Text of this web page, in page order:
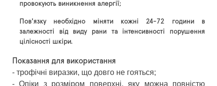
провокують виникнення алергії;
Пов'язку необхідно міняти кожні 24-72 години в
залежності від виду рани та інтенсивності порушення
цілісності шкіри.
Показання для використання
- трофічні виразки, що довго не гояться;
- Опіки з розміром поверхні, яку можна повністю